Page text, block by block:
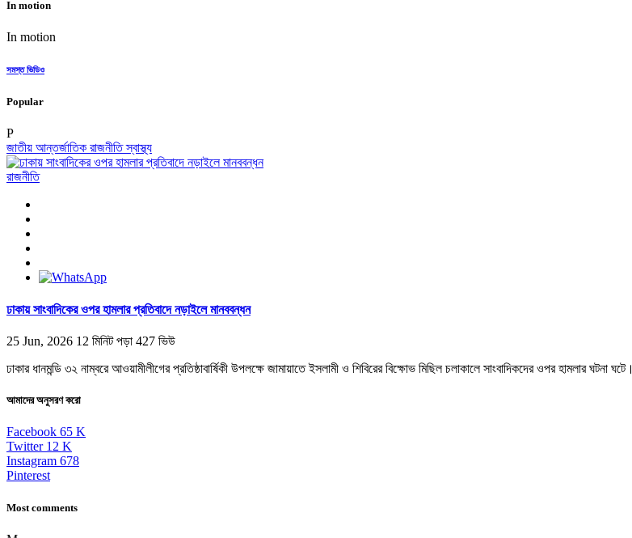
In motion
In motion
সমস্ত ভিডিও
Popular
P
জাতীয় আন্তর্জাতিক রাজনীতিস্বাস্থ্য
রাজনীতি
ঢাকায় সাংবাদিকের ওপর হামলার প্রতিবাদে নড়াইলে মানববন্ধন
25 Jun, 2026 12 মিনিট পড়া 427 ভিউ
ঢাকার ধানমন্ডি ৩২ নাম্বরে আওয়ামীলীগের প্রতিষ্ঠাবার্ষিকী উপলক্ষে জামায়াতে ইসলামী ও শিবিরের বিক্ষোভ মিছিল চলাকালে সাংবাদিকদের ওপর হামলার ঘটনা ঘটে।
আমাদের অনুসরণ করো
Facebook 65 K
Twitter 12 K
Instagram 678
Pinterest
Most comments